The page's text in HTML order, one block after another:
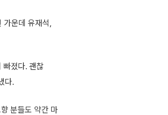
가운데 유재석,
빠졌다. 괜찮
다.
분들도 약간 마